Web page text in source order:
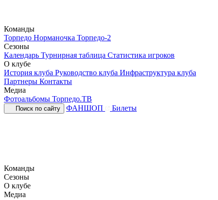
Команды
Торпедо Норманочка Торпедо-2
Сезоны
Календарь Турнирная таблица Статистика игроков
О клубе
История клуба Руководство клуба Инфраструктура клуба
Партнеры Контакты
Медиа
Фотоальбомы Торпедо.ТВ
Поиск по сайту ФАНШОП Билеты
Команды
Сезоны
О клубе
Медиа